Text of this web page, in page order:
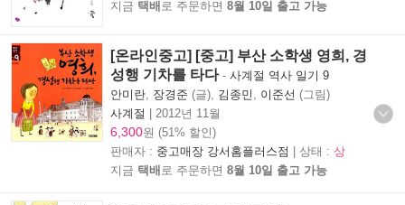
지금 택배 로 주문하면 8월 10일 출고 가능
[온라인중고] [중고] 부산 소학생 영희, 경
성행 기차를 타다- 사계절 역사 일기 9
안미란, 장경준 (글), 김종민 , 이준선 (그림)
사계절
2012년 11월
6,300원 (51% 할인)
판매자 : 중고매장 강서홈플러스점 | 상태 : 상
지금 택배 로 주문하면 8월 10일 출고 가능